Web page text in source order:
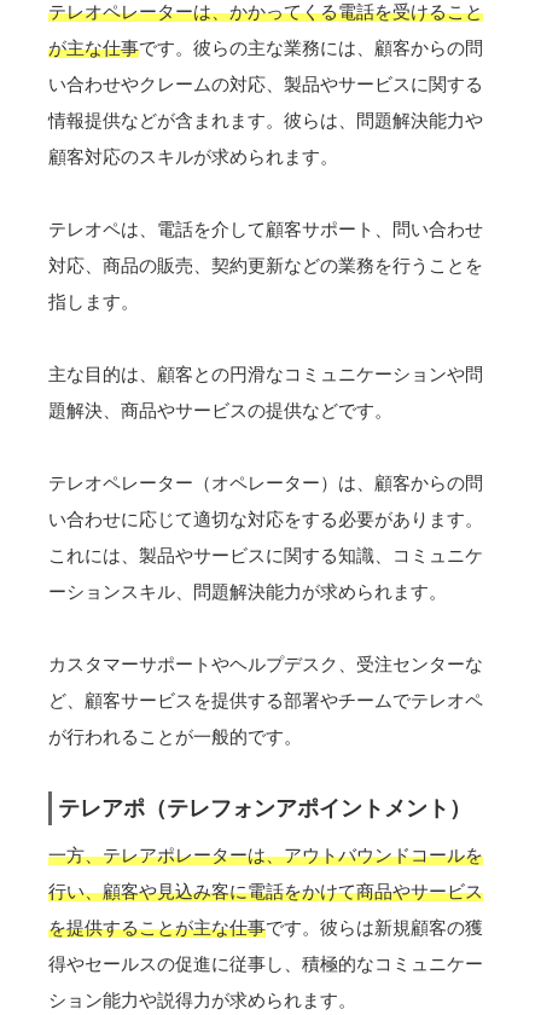
テレオペレーターは、かかってくる電話を受けること
が主な仕事です。彼らの主な業務には、顧客からの問
い合わせやクレームの対応、製品やサービスに関する
情報提供などが含まれます。彼らは、問題解決能力や
顧客対応のスキルが求められます。
テレオペは、電話を介して顧客サポート、問い合わせ
対応、商品の販売、契約更新などの業務を行うことを
指します。
主な目的は、顧客との円滑なコミュニケーションや問
題解決、商品やサービスの提供などです。
テレオペレーター（オペレーター）は、顧客からの問
い合わせに応じて適切な対応をする必要があります。
これには、製品やサービスに関する知識、コミュニケ
ーションスキル、問題解決能力が求められます。
カスタマーサポートやヘルプデスク、受注センターな
ど、顧客サービスを提供する部署やチームでテレオペ
が行われることが一般的です。
テレアポ（テレフォンアポイントメント）
一方、テレアポレーターは、アウトバウンドコールを
行い、顧客や見込み客に電話をかけて商品やサービス
を提供することが主な仕事です。彼らは新規顧客の獲
得やセールスの促進に従事し、積極的なコミュニケー
ション能力や説得力が求められます。